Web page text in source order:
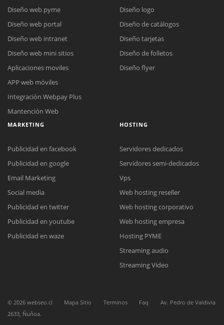
Reunión online
Nuestros ejecutivos le enviarán un correo electrónico con el enlace a
Meet para la reunión online.
Cotización
Todos nuestros ejecutivos están fuera de línea. Complete el formulario
Diseño web pyme
Diseño web portal
Diseño web intranet
Diseño web mini sitios
Aplicaciones moviles
APP web móviles
Integración Webpay Plus
Mantención Web
Diseño logo
Diseño de catálogos
Diseño tarjetas
Diseño de folletos
Diseño flyer
MARKETING
Publicidad en facebook
Publicidad en google
Email Marketing
Social media
Publicidad en twitter
Publicidad en youtube
Publicidad en waze
HOSTING
Servidores dedicados
Servidores semi-dedicados
Vps
Web hosting reseller
Web hosting corporativo
Web hosting empresa
Hosting PYME
Streaming audio
Streaming Video
© 2026 webseo.cl Mapa Sitio Terminos Faq
Av. Pedro de Valdivia
2633, Ñuñoa.